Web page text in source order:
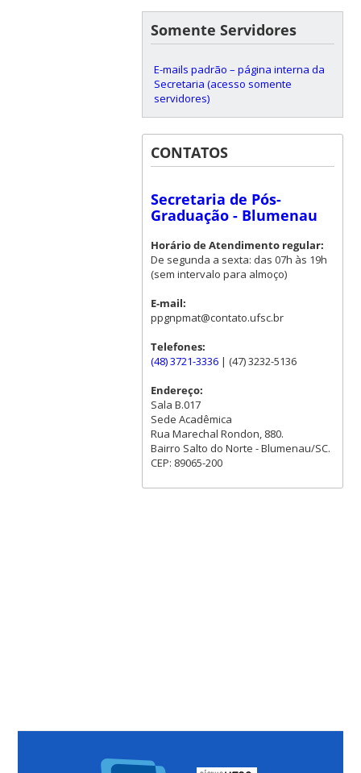
Somente Servidores
E-mails padrão – página interna da
Secretaria (acesso somente
servidores)
CONTATOS
Secretaria de Pós-
Graduação - Blumenau
Horário de Atendimento regular:
De segunda a sexta: das 07h às 19h
(sem intervalo para almoço)
E-mail:
ppgnpmat@contato.ufsc.br
Telefones:
(48) 3721-3336| (47) 3232-5136
Endereço:
Sala B.017
Sede Acadêmica
Rua Marechal Rondon, 880.
Bairro Salto do Norte - Blumenau/SC.
CEP: 89065-200